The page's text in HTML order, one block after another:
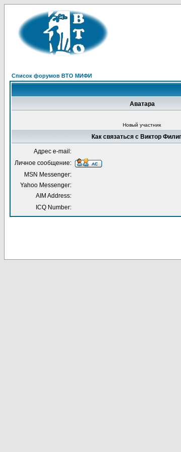
Список форумов ВТО МИФИ
Аватара
Новый участник
Как связаться с Виктор
Адрес e-mail:
Личное сообщение:
MSN Messenger:
Yahoo Messenger:
AIM Address:
ICQ Number: